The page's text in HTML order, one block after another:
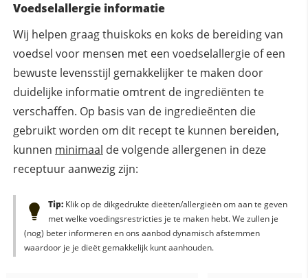
Voedselallergie informatie
Wij helpen graag thuiskoks en koks de bereiding van
voedsel voor mensen met een voedselallergie of een
bewuste levensstijl gemakkelijker te maken door
duidelijke informatie omtrent de ingrediënten te
verschaffen. Op basis van de ingredieënten die
gebruikt worden om dit recept te kunnen bereiden,
kunnen minimaal de volgende allergenen in deze
receptuur aanwezig zijn:
Tip:Klik op de dikgedrukte dieëten/allergieën om aan te geven
met welke voedingsrestricties je te maken hebt. We zullen je
(nog) beter informeren en ons aanbod dynamisch afstemmen
waardoor je je dieët gemakkelijk kunt aanhouden.